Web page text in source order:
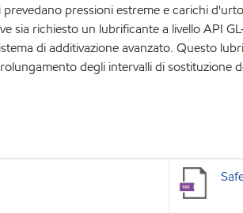
prevedano pressioni estreme e carichi
sia richiesto un lubrificante a livello API
di additivazione avanzato. Questo
degli intervalli di sostituzione